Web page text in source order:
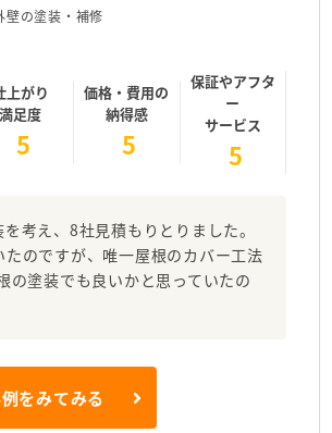
壁の塗装・補修
上がり
満足度
5
価格・費用の
納得感
5
保証やアフタ
ー
サービス
5
考え、8社見積もりとりました。
のですが、唯一屋根のカバー工法
の塗装でも良いかと思っていたの
をみてみる